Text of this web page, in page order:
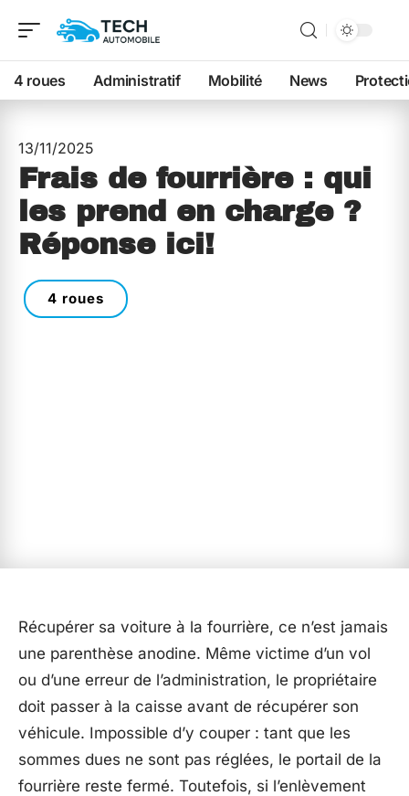
4 roues Administratif Mobilité News
13/11/2025
Frais de fourrière : qui
les prend en charge ?
Réponse ici!
4 roues
Récupérer sa voiture à la fourrière, ce n’est jamais
une parenthèse anodine. Même victime d’un vol
ou d’une erreur de l’administration, le propriétaire
doit passer à la caisse avant de récupérer son
véhicule. Impossible d’y couper : tant que les
sommes dues ne sont pas réglées, le portail de la
fourrière reste fermé. Toutefois, si l’enlèvement